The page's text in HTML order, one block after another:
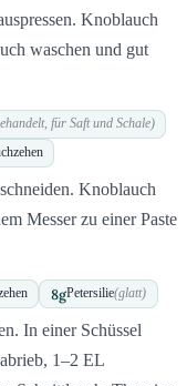
Knoblauch
waschen und gut
für Saft und Schale)
Knoblauch
Messer zu einer Paste
8gPetersilie(glatt)
In einer Schüssel
1–2 EL